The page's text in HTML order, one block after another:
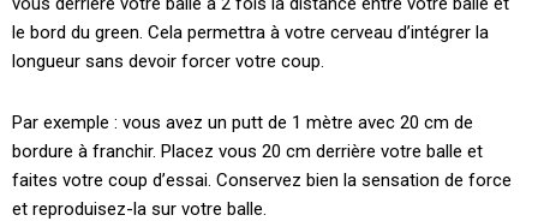
le bord du green. Cela permettra à votre cerveau d’intégrer la
longueur sans devoir forcer votre coup.
Par exemple : vous avez un putt de 1 mètre avec 20 cm de
bordure à franchir. Placez vous 20 cm derrière votre balle et
faites votre coup d’essai. Conservez bien la sensation de force
et reproduisez-la sur votre balle.